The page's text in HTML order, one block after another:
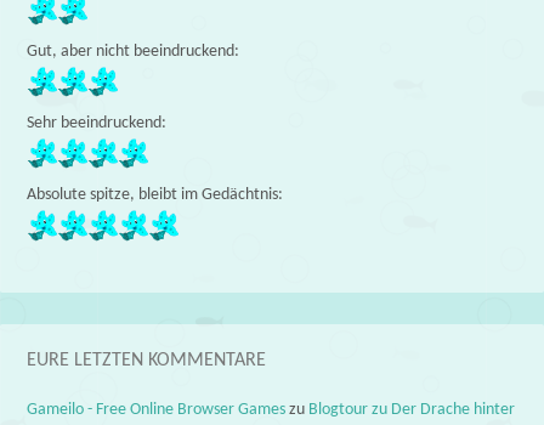
Gut, aber nicht beeindruckend:
Sehr beeindruckend:
Absolute spitze, bleibt im Gedächtnis:
EURE LETZTEN KOMMENTARE
Gameilo - Free Online Browser Games zu Blogtour zu Der Drache hinter